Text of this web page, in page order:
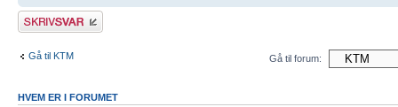
Skriv et svar
Gå til KTM Gå til forum:
HVEM ER I FORUMET